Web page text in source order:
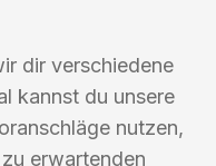
dir verschiedene
kannst du unsere
nutzen,
erwartenden